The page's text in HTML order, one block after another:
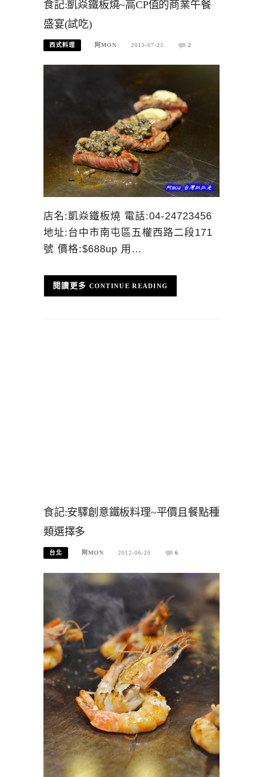
食記:凱焱鐵板燒~高CP值的商業午餐
盛宴(試吃)
西式料理 阿MON 2013-07-25 2
店名:凱焱鐵板燒 電話:04-24723456
地址:台中市南屯區五權西路二段171
號 價格:$688up 用…
CONTINUE READING
食記:安驛創意鐵板料理~平價且餐點種
類選擇多
台北 阿MON 2012-06-20 6